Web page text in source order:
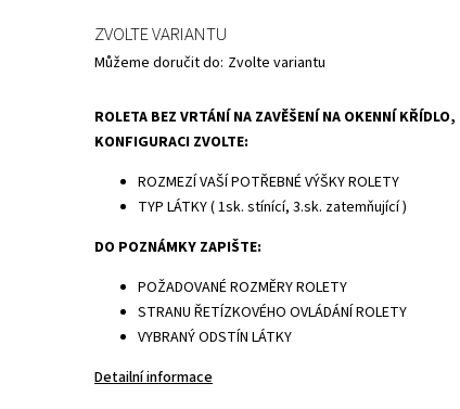
ROLETA BEZ VRTÁNÍ NA ZAVĚŠENÍ NA OKENNÍ
KONFIGURACI ZVOLTE:
ROZMEZÍ VAŠÍ POTŘEBNÉ VÝŠKY ROLETY
TYP LÁTKY ( 1sk. stínící, 3.sk. zatemňující )
DO POZNÁMKY ZAPIŠTE:
POŽADOVANÉ ROZMĚRY ROLETY
STRANU ŘETÍZKOVÉHO OVLÁDÁNÍ ROLETY
VYBRANÝ ODSTÍN LÁTKY
Detailní informace
ZVOLTE VARIANTU
Můžeme doručit do: Zvolte variantu